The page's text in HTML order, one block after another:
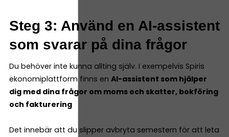
Steg 3: Använd en AI-assistent
som svarar på dina frågor
Du behöver inte kunna allting själv. I exempelvis Spiris
ekonomiplattform finns en AI-assistent som hjälper
dig med dina frågor om moms och skatter, bokföring
och fakturering
Det innebär att du slipper avbryta semestern för att leta